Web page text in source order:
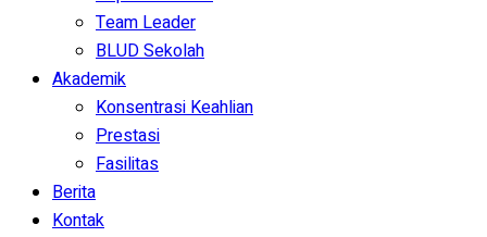
Team Leader
BLUD Sekolah
Akademik
Konsentrasi Keahlian
Prestasi
Fasilitas
Berita
Kontak